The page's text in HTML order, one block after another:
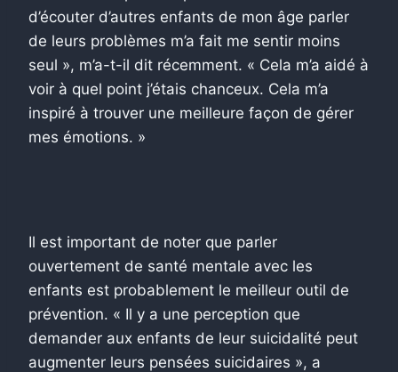
d’écouter d’autres enfants de mon âge parler
de leurs problèmes m’a fait me sentir moins
seul », m’a-t-il dit récemment. « Cela m’a aidé à
voir à quel point j’étais chanceux. Cela m’a
inspiré à trouver une meilleure façon de gérer
mes émotions. »
Il est important de noter que parler
ouvertement de santé mentale avec les
enfants est probablement le meilleur outil de
prévention. « Il y a une perception que
demander aux enfants de leur suicidalité peut
augmenter leurs pensées suicidaires », a